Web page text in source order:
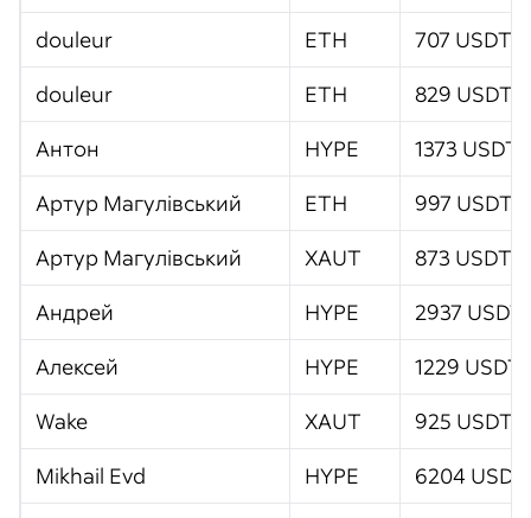
douleur
ETH
707 USDT
douleur
ETH
829 USDT
Антон
HYPE
1373 USDT
Артур Магулівський
ETH
997 USDT
Артур Магулівський
XAUT
873 USDT
Андрей
HYPE
2937 USDT
Алексей
HYPE
1229 USDT
Wake
XAUT
925 USDT
Mikhail Evd
HYPE
6204 USDT